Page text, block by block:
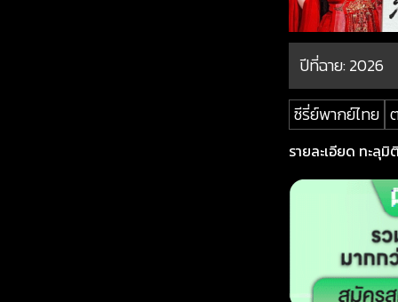
ปีที่ฉาย:2026
ซีรี่ย์พากย์ไทย
รายละเอียด ทะลุ